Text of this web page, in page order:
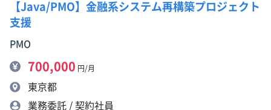
【Java/PMO】金融系システム再構築プロジェクト
支援
PMO
700,000 円/月
東京都
業務委託 / 契約社員